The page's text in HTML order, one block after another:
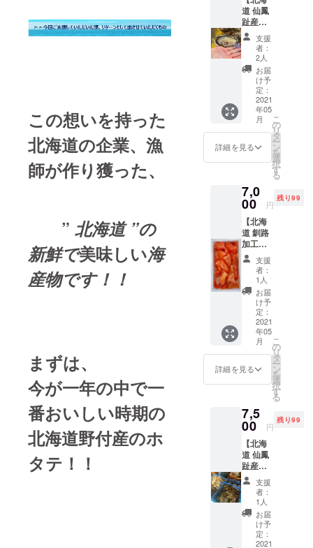
この想いを持った
北海道の企業、漁
師が作り獲った、
” 北海道 ”の
新鮮で美味しい海
産物です！！
まずは、
今が一年の中で一
番おいしい時期の
北海道野付産のホ
タテ！！
さい。
漬魚の
産地は
羅臼と
異なり
ます。
写真は
イメー
ジで
す。
お届け
となり
ます。
到着
後、
10℃以
下で保
存し、
生もの
ですの
でなる
べく早
くお食
道 仙鳳
趾産】
（せん
ぽう
し） 特
大 ” 活 ”
殻付き
生ガキ
10個
入 Ｌ
Ｌサイ
ズ
1個200
ｇ～250
ｇ位
＊送
料込
み・消
費税込 *
クール
宅急便
にての
お届け
となり
ます。
到着
後、
10℃以
下で保
存し、
生もの
くお食
べ下さ
い。
支援
者：
2人
お届
け予
定：
2021
年05
月
詳細を見る
こ
の
リ
タ
ー
ン
を
選
択
す
る
7,0
00 円
残り99
【北海
道 釧路
加工】
たっぷ
り " １
ｋｇ "
！！ 切
子 辛
子明太
子 or 甘
口たら
こ or だ
したら
こ 特級
のタラ
コの原
使って
いる
為、 贈
答用に
使われ
ている
品質に
なって
おり、
お買い
得で
す。 ＊
送料込
支援
者：
1人
お届
け予
定：
2021
年05
月
詳細を見る
こ
の
リ
タ
ー
ン
を
選
択
す
る
7,5
00 円
残り99
【北海
道 仙鳳
趾産】
（せん
ぽう
し） 特
大 ” 活 ”
殻付き
生ガキ
15個
支援
者：
1人
お届
け予
定：
2021